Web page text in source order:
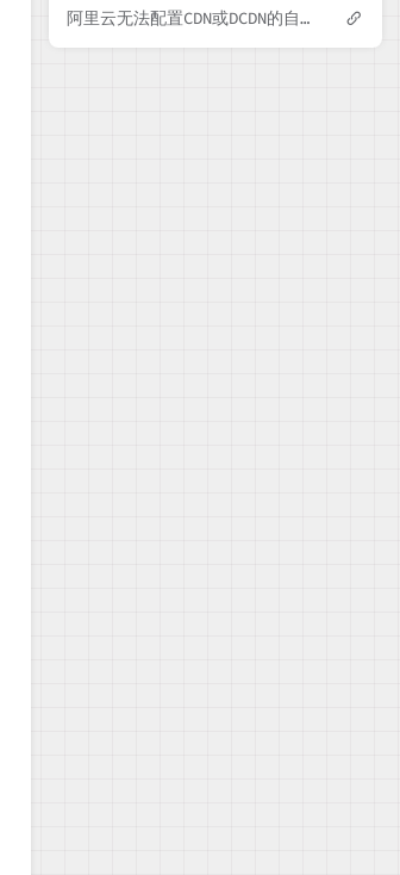
阿里云无法配置CDN或DCDN的自定义端口